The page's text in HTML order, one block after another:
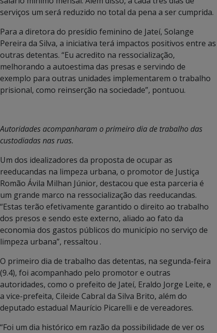
serviços um será reduzido no total da pena a ser cumprida.
Para a diretora do presídio feminino de Jateí, Solange
Pereira da Silva, a iniciativa terá impactos positivos entre as
outras detentas. “Eu acredito na ressocialização,
melhorando a autoestima das presas e servindo de
exemplo para outras unidades implementarem o trabalho
prisional, como reinserção na sociedade”, pontuou.
Autoridades acompanharam o primeiro dia de trabalho das
custodiadas nas ruas.
Um dos idealizadores da proposta de ocupar as
reeducandas na limpeza urbana, o promotor de Justiça
Romão Ávila Milhan Júnior, destacou que esta parceria é
um grande marco na ressocialização das reeducandas.
“Estas terão efetivamente garantido o direito ao trabalho
dos presos e sendo este externo, aliado ao fato da
economia dos gastos públicos do município no serviço de
limpeza urbana”, ressaltou .
O primeiro dia de trabalho das detentas, na segunda-feira
(9.4), foi acompanhado pelo promotor e outras
autoridades, como o prefeito de Jateí, Eraldo Jorge Leite, e
a vice-prefeita, Cileide Cabral da Silva Brito, além do
deputado estadual Maurício Picarelli e de vereadores.
“Foi um dia histórico em razão da possibilidade de ver os